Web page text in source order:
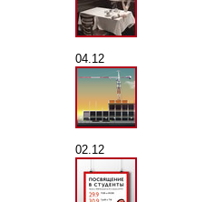
04.12
02.12